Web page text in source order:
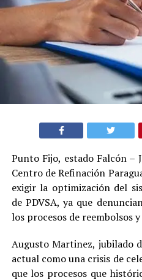
Punto Fijo, estado Falcón –
Centro de Refinación
exigir la optimización del
de PDVSA, ya que
los procesos de reembolsos
Augusto Martinez, jubilado
actual como una crisis de
que los procesos que